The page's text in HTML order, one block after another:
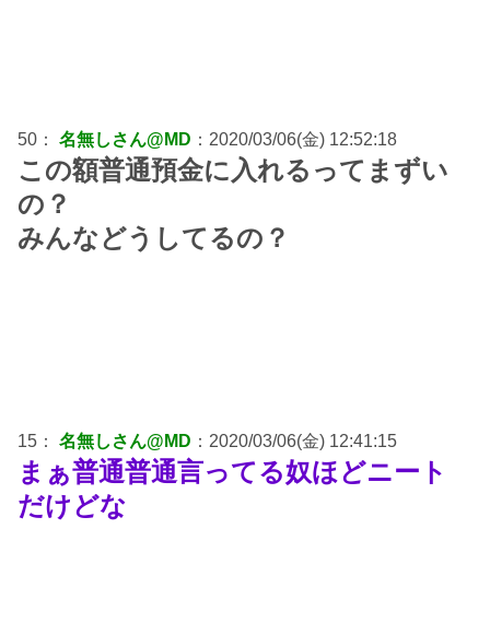
50： 名無しさん@MD ：2020/03/06(金) 12:52:18
この額普通預金に入れるってまずい
の？
みんなどうしてるの？
15： 名無しさん@MD ：2020/03/06(金) 12:41:15
まぁ普通普通言ってる奴ほどニート
だけどな